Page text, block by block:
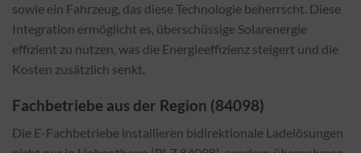
sowie ein Fahrzeug, das diese Technologie beherrscht. Diese
Integration ermöglicht es, überschüssige Solarenergie
effizient zu nutzen, was die Energieeffizienz steigert und die
Kosten zusätzlich senkt.
Fachbetriebe aus der Region (84098)
Die E-Fachbetriebe installieren bidirektionale Ladelösungen